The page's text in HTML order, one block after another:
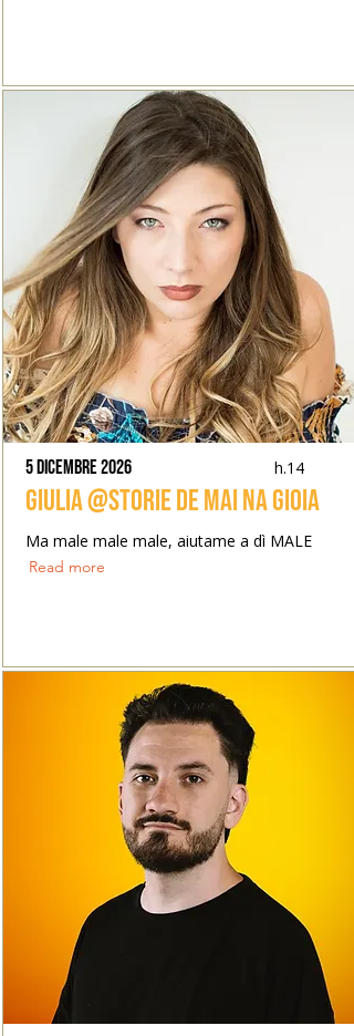
5 dicembre 2026 h.14
Giulia @Storie de mai na gioia
Ma male male male, aiutame a dì MALE
Read more